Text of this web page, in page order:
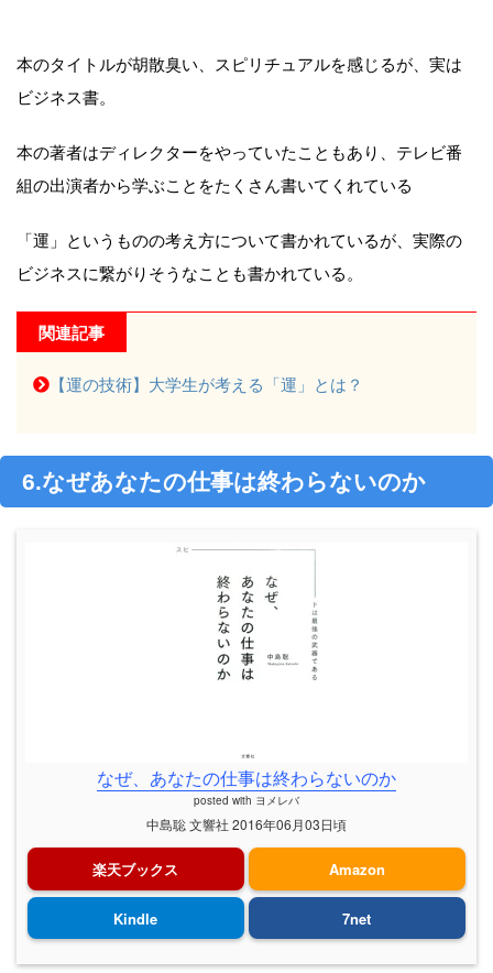
本のタイトルが胡散臭い、スピリチュアルを感じるが、実は
ビジネス書。
本の著者はディレクターをやっていたこともあり、テレビ番
組の出演者から学ぶことをたくさん書いてくれている
「運」というものの考え方について書かれているが、実際の
ビジネスに繋がりそうなことも書かれている。
関連記事
【運の技術】大学生が考える「運」とは？
6.なぜあなたの仕事は終わらないのか
なぜ、あなたの仕事は終わらないのか
posted with ヨメレバ
中島聡 文響社 2016年06月03日頃
楽天ブックス Amazon
Kindle 7net